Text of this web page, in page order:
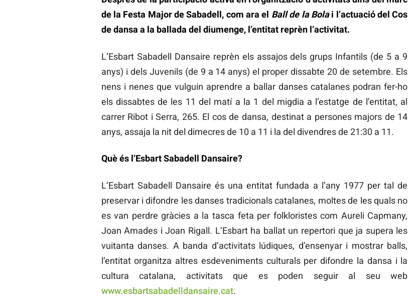
de la Festa Major de Sabadell, com ara el Ball de la Bolai l’actuació del Cos
de dansa a la ballada del diumenge, l’entitat reprèn l’activitat.
L’Esbart Sabadell Dansaire reprèn els assajos dels grups Infantils (de 5 a 9
anys) i dels Juvenils (de 9 a 14 anys) el proper dissabte 20 de setembre. Els
nens i nenes que vulguin aprendre a ballar danses catalanes podran fer-ho
els dissabtes de les 11 del matí a la 1 del migdia a l’estatge de l’entitat, al
carrer Ribot i Serra, 265. El cos de dansa, destinat a persones majors de 14
anys, assaja la nit del dimecres de 10 a 11 i la del divendres de 21:30 a 11.
Què és l’Esbart Sabadell Dansaire?
L’Esbart Sabadell Dansaire és una entitat fundada a l’any 1977 per tal de
preservar i difondre les danses tradicionals catalanes, moltes de les quals no
es van perdre gràcies a la tasca feta per folkloristes com Aureli Capmany,
Joan Amades i Joan Rigall. L’Esbart ha ballat un repertori que ja supera les
vuitanta danses. A banda d’activitats lúdiques, d’ensenyar i mostrar balls,
l’entitat organitza altres esdeveniments culturals per difondre la dansa i la
cultura catalana, activitats que es poden seguir al seu web
www.esbartsabadelldansaire.cat.